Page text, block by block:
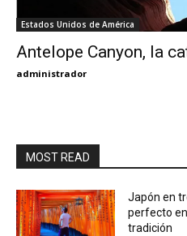
Estados Unidos de América
Antelope Canyon, la
administrador
MOST READ
Japón en
perfecto
tradición